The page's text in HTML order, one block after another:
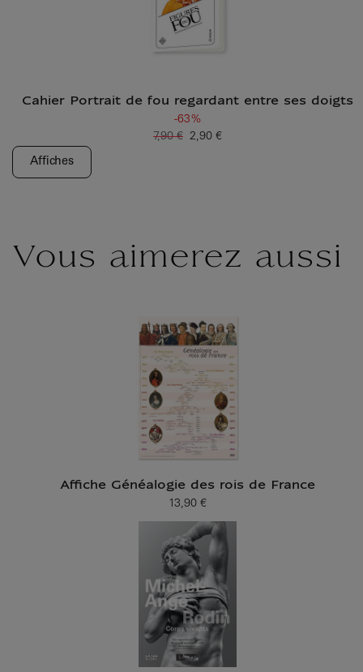
Cahier Portrait de fou regardant entre ses doigts
-63%
Prix ​​actuel
2,90 €
Ancien prix
7,90 €
Affiches
Vous aimerez aussi
Affiche Généalogie des rois de France
Prix ​​actuel
13,90 €